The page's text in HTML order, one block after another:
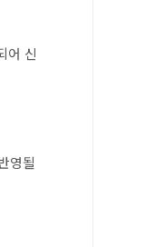
어 신
영될